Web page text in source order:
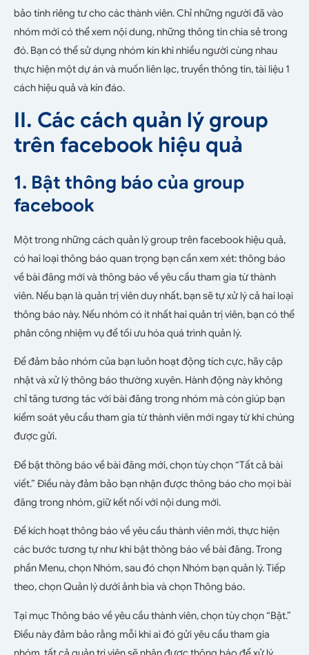
bảo tính riêng tư cho các thành viên. Chỉ những người đã vào
nhóm mới có thể xem nội dung, những thông tin chia sẻ trong
đó. Bạn có thể sử dụng nhóm kín khi nhiều người cùng nhau
thực hiện một dự án và muốn liên lạc, truyền thông tin, tài liệu 1
cách hiệu quả và kín đáo.
II. Các cách quản lý group
trên facebook hiệu quả
1. Bật thông báo của group
facebook
Một trong những cách quản lý group trên facebook hiệu quả,
có hai loại thông báo quan trọng bạn cần xem xét: thông báo
về bài đăng mới và thông báo về yêu cầu tham gia từ thành
viên. Nếu bạn là quản trị viên duy nhất, bạn sẽ tự xử lý cả hai loại
thông báo này. Nếu nhóm có ít nhất hai quản trị viên, bạn có thể
phân công nhiệm vụ để tối ưu hóa quá trình quản lý.
Để đảm bảo nhóm của bạn luôn hoạt động tích cực, hãy cập
nhật và xử lý thông báo thường xuyên. Hành động này không
chỉ tăng tương tác với bài đăng trong nhóm mà còn giúp bạn
kiểm soát yêu cầu tham gia từ thành viên mới ngay từ khi chúng
được gửi.
Để bật thông báo về bài đăng mới, chọn tùy chọn “Tất cả bài
viết.” Điều này đảm bảo bạn nhận được thông báo cho mọi bài
đăng trong nhóm, giữ kết nối với nội dung mới.
Để kích hoạt thông báo về yêu cầu thành viên mới, thực hiện
các bước tương tự như khi bật thông báo về bài đăng. Trong
phần Menu, chọn Nhóm, sau đó chọn Nhóm bạn quản lý. Tiếp
theo, chọn Quản lý dưới ảnh bìa và chọn Thông báo.
Tại mục Thông báo về yêu cầu thành viên, chọn tùy chọn “Bật.”
Điều này đảm bảo rằng mỗi khi ai đó gửi yêu cầu tham gia